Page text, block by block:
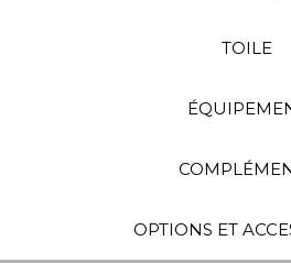
TOILE
OPTIONS ET